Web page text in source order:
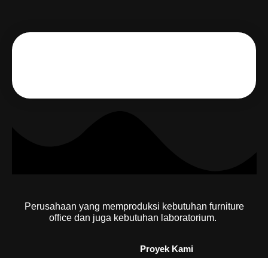
Perusahaan yang memproduksi kebutuhan furniture
office dan juga kebutuhan laboratorium.
Proyek Kami